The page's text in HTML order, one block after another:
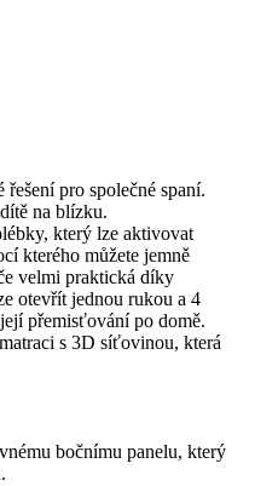
pro společné spaní.
na blízku.
který lze aktivovat
kterého můžete jemně
velmi praktická díky
otevřít jednou rukou a 4
přemisťování po domě.
s 3D síťovinou, která
bočnímu panelu, který